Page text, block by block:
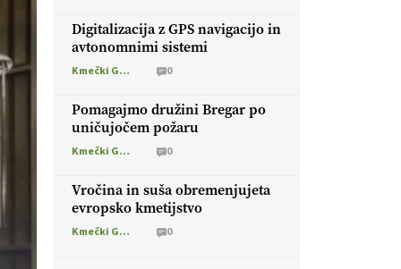
Digitalizacija z GPS navigacijo in
avtonomnimi sistemi
Kmečki Glas 0
Pomagajmo družini Bregar po
uničujočem požaru
Kmečki Glas 0
Vročina in suša obremenjujeta
evropsko kmetijstvo
Kmečki Glas 0